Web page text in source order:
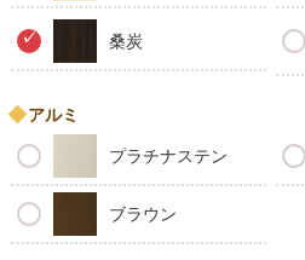
桑炭
アルミ
プラチナステン
ブラウン